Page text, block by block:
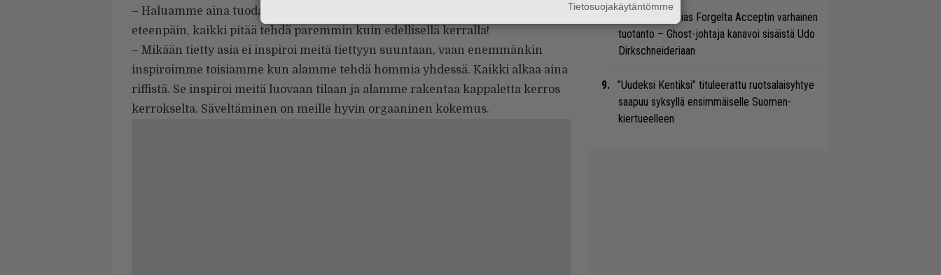
– Haluamme aina tuoda jotain uutta mukaan palettiimme. Ja pyrimme aina
eteenpäin, kaikki pitää tehdä paremmin kuin edellisellä kerralla!
– Mikään tietty asia ei inspiroi meitä tiettyyn suuntaan, vaan enemmänkin
inspiroimme toisiamme kun alamme tehdä hommia yhdessä. Kaikki alkaa aina
riffistä. Se inspiroi meitä luovaan tilaan ja alamme rakentaa kappaletta kerros
kerrokselta. Säveltäminen on meille hyvin orgaaninen kokemus.
Näin sujuu Tobias Forgelta Acceptin varhainen
tuotanto – Ghost-johtaja kanavoi sisäistä Udo
Dirkschneideriaan
”Uudeksi Kentiksi” tituleerattu ruotsalaisyhtye
saapuu syksyllä ensimmäiselle Suomen-
kiertueelleen
Tietosuojakäytäntömme